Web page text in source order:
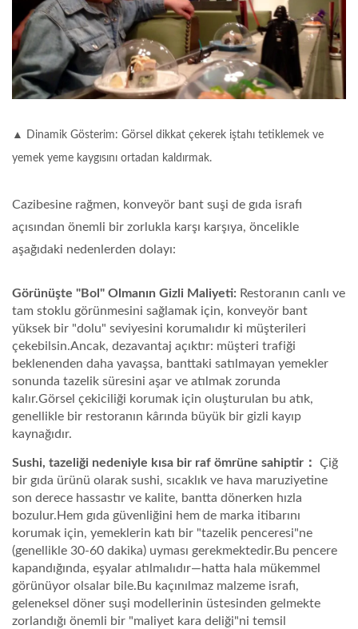
▲ Dinamik Gösterim: Görsel dikkat çekerek iştahı tetiklemek ve
yemek yeme kaygısını ortadan kaldırmak.
Cazibesine rağmen, konveyör bant suşi de gıda israfı
açısından önemli bir zorlukla karşı karşıya, öncelikle
aşağıdaki nedenlerden dolayı:
Görünüşte "Bol" Olmanın Gizli Maliyeti: Restoranın canlı ve
tam stoklu görünmesini sağlamak için, konveyör bant
yüksek bir "dolu" seviyesini korumalıdır ki müşterileri
çekebilsin.Ancak, dezavantaj açıktır: müşteri trafiği
beklenenden daha yavaşsa, banttaki satılmayan yemekler
sonunda tazelik süresini aşar ve atılmak zorunda
kalır.Görsel çekiciliği korumak için oluşturulan bu atık,
genellikle bir restoranın kârında büyük bir gizli kayıp
kaynağıdır.
Sushi, tazeliği nedeniyle kısa bir raf ömrüne sahiptir：
Çiğ
bir gıda ürünü olarak sushi, sıcaklık ve hava maruziyetine
son derece hassastır ve kalite, bantta dönerken hızla
bozulur.Hem gıda güvenliğini hem de marka itibarını
korumak için, yemeklerin katı bir "tazelik penceresi"ne
(genellikle 30-60 dakika) uyması gerekmektedir.Bu pencere
kapandığında, eşyalar atılmalıdır—hatta hala mükemmel
görünüyor olsalar bile.Bu kaçınılmaz malzeme israfı,
geleneksel döner suşi modellerinin üstesinden gelmekte
zorlandığı önemli bir "maliyet kara deliği"ni temsil